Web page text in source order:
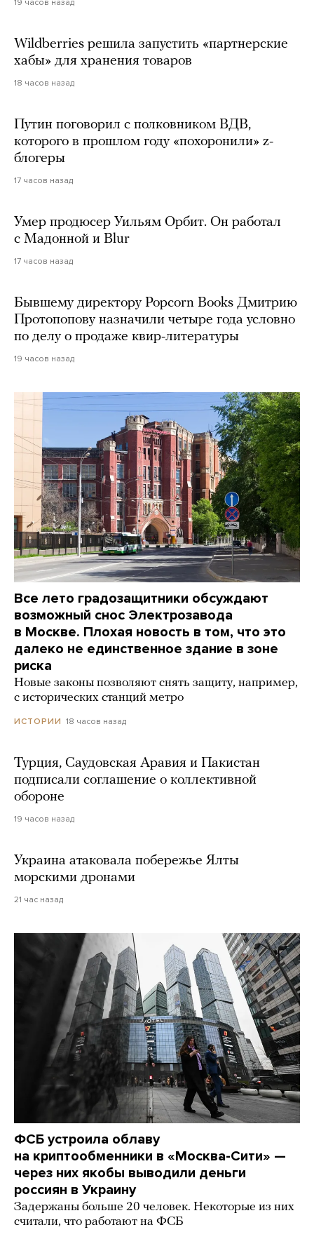
Wildberries решила запустить «партнерские
хабы» для хранения товаров
18 часов назад
Путин поговорил с полковником ВДВ,
которого в прошлом году «похоронили» z-
блогеры
17 часов назад
Умер продюсер Уильям Орбит. Он работал
с Мадонной и Blur
17 часов назад
Бывшему директору Popcorn Books Дмитрию
Протопопову назначили четыре года условно
по делу о продаже квир-литературы
19 часов назад
Все лето градозащитники обсуждают
возможный снос Электрозавода
в Москве. Плохая новость в том, что это
далеко не единственное здание в зоне
риска
Новые законы позволяют снять защиту, например,
с исторических станций метро
ИСТОРИИ 18 часов назад
Турция, Саудовская Аравия и Пакистан
подписали соглашение о коллективной
обороне
19 часов назад
Украина атаковала побережье Ялты
морскими дронами
21 час назад
ФСБ устроила облаву
на криптообменники в «Москва-Сити» —
через них якобы выводили деньги
россиян в Украину
Задержаны больше 20 человек. Некоторые из них
считали, что работают на ФСБ